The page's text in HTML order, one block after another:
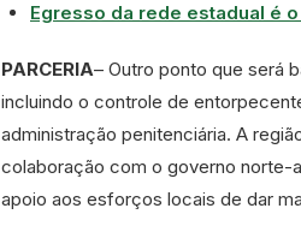
Egresso da rede estadual é
PARCERIA– Outro ponto que será
incluindo o controle de
administração penitenciária. A
colaboração com o governo norte-
apoio aos esforços locais de dar